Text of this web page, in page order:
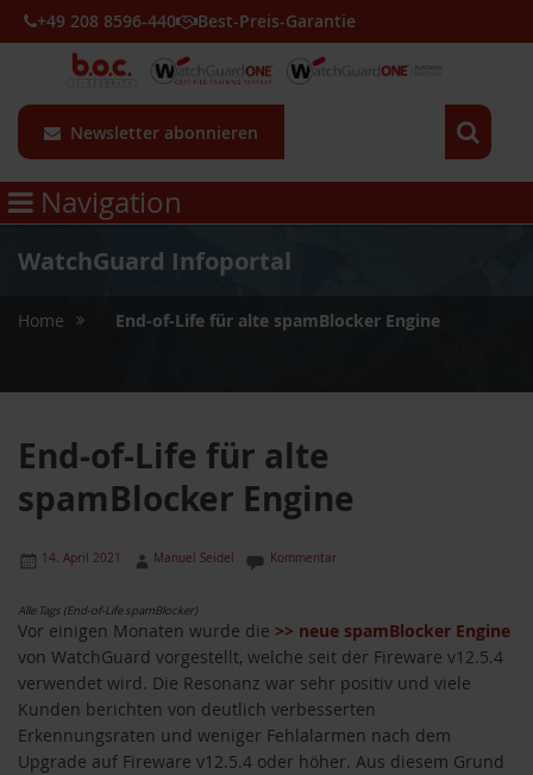
Newsletter abonnieren
+49 208 8596-440 Best-Preis-Garantie
Navigation
WatchGuard Infoportal
Home End-of-Life für alte spamBlocker Engine
End-of-Life für alte
spamBlocker Engine
14. April 2021 Manuel Seidel Kommentar
Alle Tags (End-of-Life spamBlocker)
Vor einigen Monaten wurde die >> neue spamBlocker Engine
von WatchGuard vorgestellt, welche seit der Fireware v12.5.4
verwendet wird. Die Resonanz war sehr positiv und viele
Kunden berichten von deutlich verbesserten
Erkennungsraten und weniger Fehlalarmen nach dem
Upgrade auf Fireware v12.5.4 oder höher. Aus diesem Grund